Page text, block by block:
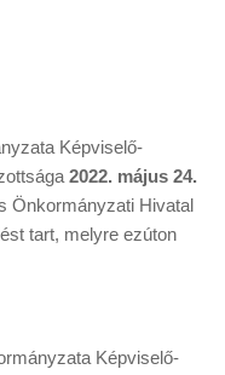
Képviselő-
2022. május 24.
Önkormányzati Hivatal
tart, melyre ezúton
Képviselő-